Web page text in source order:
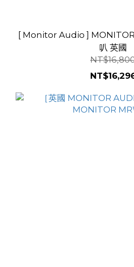
[ Monitor Audio ] MONITOR
叭 英國